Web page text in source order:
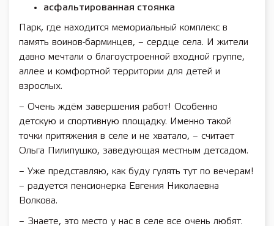
асфальтированная стоянка
Парк, где находится мемориальный комплекс в
память воинов-барминцев, – сердце села. И жители
давно мечтали о благоустроенной входной группе,
аллее и комфортной территории для детей и
взрослых.
– Очень ждём завершения работ! Особенно
детскую и спортивную площадку. Именно такой
точки притяжения в селе и не хватало, – считает
Ольга Пилипушко, заведующая местным детсадом.
– Уже представляю, как буду гулять тут по вечерам!
– радуется пенсионерка Евгения Николаевна
Волкова.
– Знаете, это место у нас в селе все очень любят.